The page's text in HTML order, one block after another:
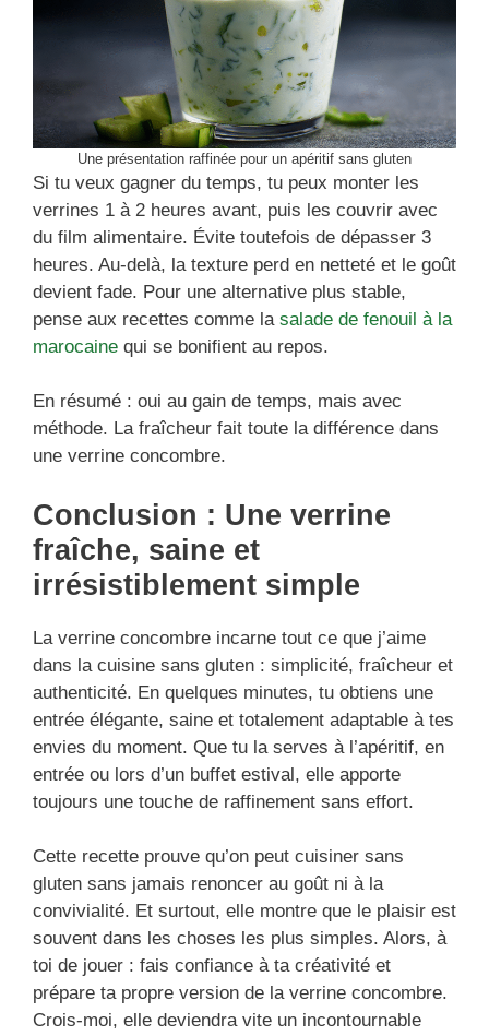
Une présentation raffinée pour un apéritif sans gluten
Si tu veux gagner du temps, tu peux monter les
verrines 1 à 2 heures avant, puis les couvrir avec
du film alimentaire. Évite toutefois de dépasser 3
heures. Au-delà, la texture perd en netteté et le goût
devient fade. Pour une alternative plus stable,
pense aux recettes comme la salade de fenouil à la
marocaine qui se bonifient au repos.
En résumé : oui au gain de temps, mais avec
méthode. La fraîcheur fait toute la différence dans
une verrine concombre.
Conclusion : Une verrine
fraîche, saine et
irrésistiblement simple
La verrine concombre incarne tout ce que j’aime
dans la cuisine sans gluten : simplicité, fraîcheur et
authenticité. En quelques minutes, tu obtiens une
entrée élégante, saine et totalement adaptable à tes
envies du moment. Que tu la serves à l’apéritif, en
entrée ou lors d’un buffet estival, elle apporte
toujours une touche de raffinement sans effort.
Cette recette prouve qu’on peut cuisiner sans
gluten sans jamais renoncer au goût ni à la
convivialité. Et surtout, elle montre que le plaisir est
souvent dans les choses les plus simples. Alors, à
toi de jouer : fais confiance à ta créativité et
prépare ta propre version de la verrine concombre.
Crois-moi, elle deviendra vite un incontournable